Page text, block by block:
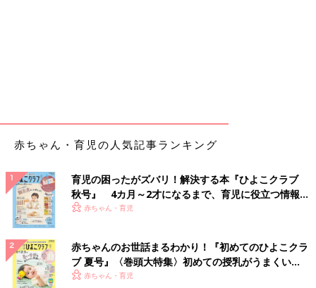
以前は子どもたちとベッドで寝ていたんですが、みんながママの
ら落ちちゃう子がいるんです。それで、布団を何枚も敷いたほう
がいいということがわかって、それからは和室に布団を敷いてみ
んなで川の字で寝ています。
方も変わりましたか？
熊田 グラビアの仕事は、ずっと続けたいと公言はしているので
赤ちゃん・育児の人気記事ランキング
育児の困ったがズバリ！解決する本『ひよこクラブ
秋号』 4カ月～2才になるまで、育児に役立つ情報が
いっぱい！
赤ちゃん・育児
赤ちゃんのお世話まるわかり！『初めてのひよこクラ
ブ 夏号』〈巻頭大特集〉初めての授乳がうまくい
く！ おっぱい・ミルクの基本と夏のトラブル 解決テ
赤ちゃん・育児